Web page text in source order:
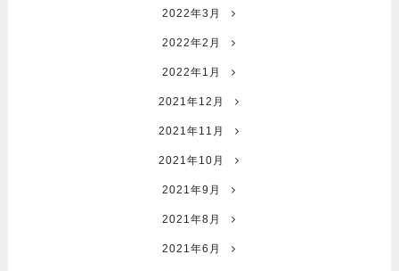
2022年3月
2022年2月
2022年1月
2021年12月
2021年11月
2021年10月
2021年9月
2021年8月
2021年6月